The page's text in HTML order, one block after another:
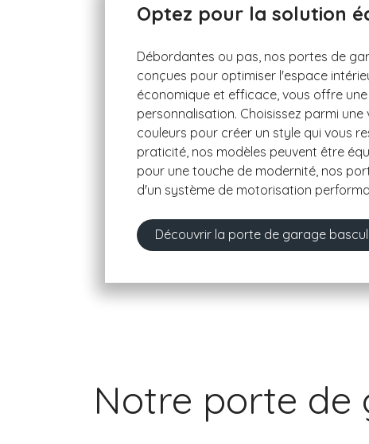
Optez pour la solution
Débordantes ou pas, nos portes de
conçues pour optimiser l'espace
économique et efficace, vous offre
personnalisation. Choisissez parmi
couleurs pour créer un style qui vous
praticité, nos modèles peuvent être
pour une touche de modernité, nos
d'un système de motorisation
Découvrir la porte de garage
Notre porte de